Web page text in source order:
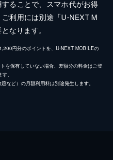
ることで、スマホ代がお得
利用には別途「U-NEXT M
なります。
円分のポイントを、U-NEXT MOBILEの
を保有していない場合、差額分の料金はご登
。
など）の月額利用料は別途発生します。